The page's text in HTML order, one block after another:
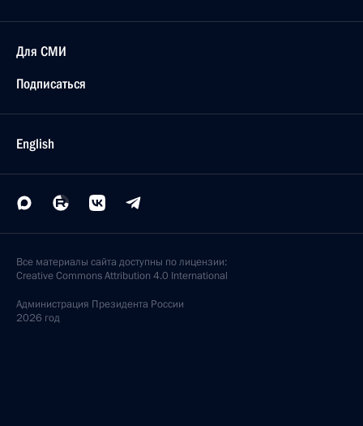
Для СМИ
Подписаться
English
Все материалы сайта доступны по лицензии:
Creative Commons Attribution 4.0 International
Администрация Президента России
2026 год